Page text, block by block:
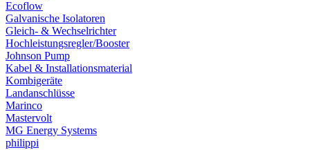
Ecoflow
Galvanische Isolatoren
Gleich- & Wechselrichter
Hochleistungsregler/Booster
Johnson Pump
Kabel & Installationsmaterial
Kombigeräte
Landanschlüsse
Marinco
Mastervolt
MG Energy Systems
philippi